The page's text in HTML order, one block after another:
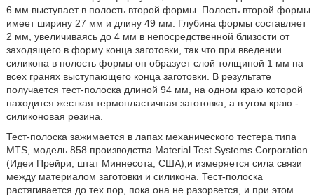
6 мм выступает в полость второй формы. Полость второй формы
имеет ширину 27 мм и длину 49 мм. Глубина формы составляет
2 мм, увеличиваясь до 4 мм в непосредственной близости от
заходящего в форму конца заготовки, так что при введении
силикона в полость формы он образует слой толщиной 1 мм на
всех гранях выступающего конца заготовки. В результате
получается тест-полоска длиной 94 мм, на одном краю которой
находится жесткая термопластичная заготовка, а в угом краю -
силиконовая резина.
Тест-полоска зажимается в лапах механического тестера типа
MTS, модель 858 производства Material Test Systems Corporation
(Идеи Прейри, штат Миннесота, США),и измеряется сила связи
между материалом заготовки и силикона. Тест-полоска
растягивается до тех пор, пока она не разорвется, и при этом